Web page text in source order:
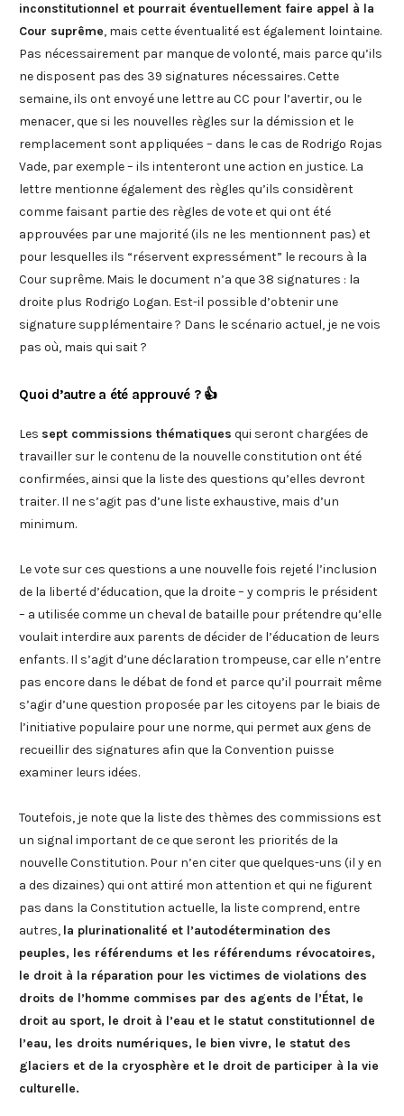
inconstitutionnel et pourrait éventuellement faire appel à la
Cour suprême, mais cette éventualité est également lointaine.
Pas nécessairement par manque de volonté, mais parce qu’ils
ne disposent pas des 39 signatures nécessaires. Cette
semaine, ils ont envoyé une lettre au CC pour l’avertir, ou le
menacer, que si les nouvelles règles sur la démission et le
remplacement sont appliquées – dans le cas de Rodrigo Rojas
Vade, par exemple – ils intenteront une action en justice. La
lettre mentionne également des règles qu’ils considèrent
comme faisant partie des règles de vote et qui ont été
approuvées par une majorité (ils ne les mentionnent pas) et
pour lesquelles ils “réservent expressément” le recours à la
Cour suprême. Mais le document n’a que 38 signatures : la
droite plus Rodrigo Logan. Est-il possible d’obtenir une
signature supplémentaire ? Dans le scénario actuel, je ne vois
pas où, mais qui sait ?
Quoi d’autre a été approuvé ? 👍
Les sept commissions thématiques qui seront chargées de
travailler sur le contenu de la nouvelle constitution ont été
confirmées, ainsi que la liste des questions qu’elles devront
traiter. Il ne s’agit pas d’une liste exhaustive, mais d’un
minimum.
Le vote sur ces questions a une nouvelle fois rejeté l’inclusion
de la liberté d’éducation, que la droite – y compris le président
– a utilisée comme un cheval de bataille pour prétendre qu’elle
voulait interdire aux parents de décider de l’éducation de leurs
enfants. Il s’agit d’une déclaration trompeuse, car elle n’entre
pas encore dans le débat de fond et parce qu’il pourrait même
s’agir d’une question proposée par les citoyens par le biais de
l’initiative populaire pour une norme, qui permet aux gens de
recueillir des signatures afin que la Convention puisse
examiner leurs idées.
Toutefois, je note que la liste des thèmes des commissions est
un signal important de ce que seront les priorités de la
nouvelle Constitution. Pour n’en citer que quelques-uns (il y en
a des dizaines) qui ont attiré mon attention et qui ne figurent
pas dans la Constitution actuelle, la liste comprend, entre
autres, la plurinationalité et l’autodétermination des
peuples, les référendums et les référendums révocatoires,
le droit à la réparation pour les victimes de violations des
droits de l’homme commises par des agents de l’État, le
droit au sport, le droit à l’eau et le statut constitutionnel de
l’eau, les droits numériques, le bien vivre, le statut des
glaciers et de la cryosphère et le droit de participer à la vie
culturelle.